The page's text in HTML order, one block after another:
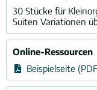
30 Stücke für
Suiten Variationen
Online-Ressourcen
Beispielseite